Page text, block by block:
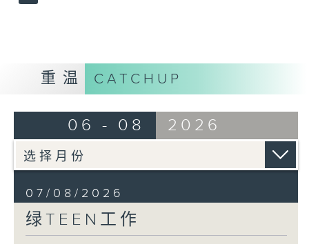
重温 CATCHUP
06 - 08 2026
07/08/2026
绿TEEN工作